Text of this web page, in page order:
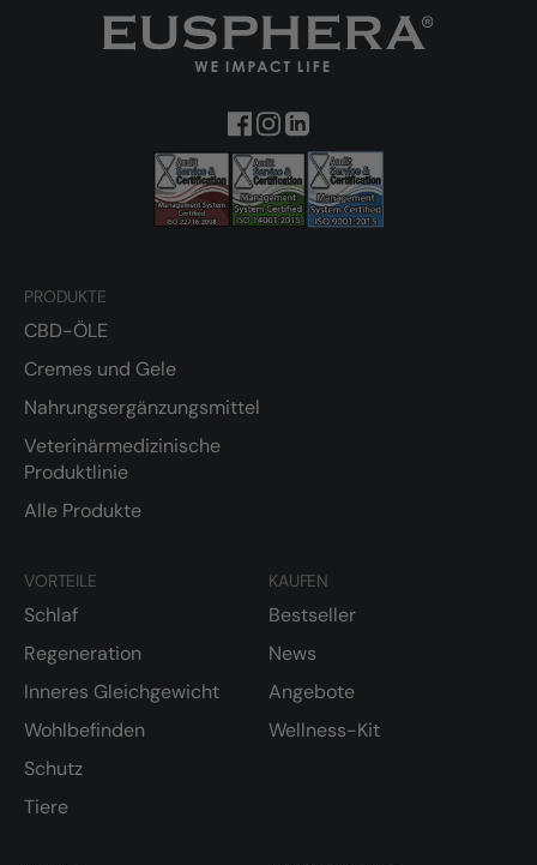
PRODUKTE
CBD-ÖLE
Cremes und Gele
Nahrungsergänzungsmittel
Veterinärmedizinische
Produktlinie
Alle Produkte
VORTEILE
Schlaf
Regeneration
Inneres Gleichgewicht
Wohlbefinden
Schutz
Tiere
KAUFEN
Bestseller
News
Angebote
Wellness-Kit